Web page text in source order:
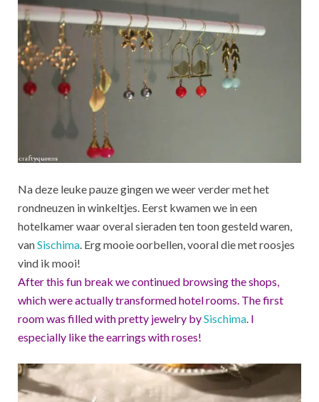
Na deze leuke pauze gingen we weer verder met het
rondneuzen in winkeltjes. Eerst kwamen we in een
hotelkamer waar overal sieraden ten toon gesteld waren,
vanSischima. Erg mooie oorbellen, vooral die met roosjes
vind ik mooi!
After this fun break we continued browsing the shops,
which were actually transformed hotel rooms. The first
room was filled with pretty jewelry bySischima. I
especially like the earrings with roses!